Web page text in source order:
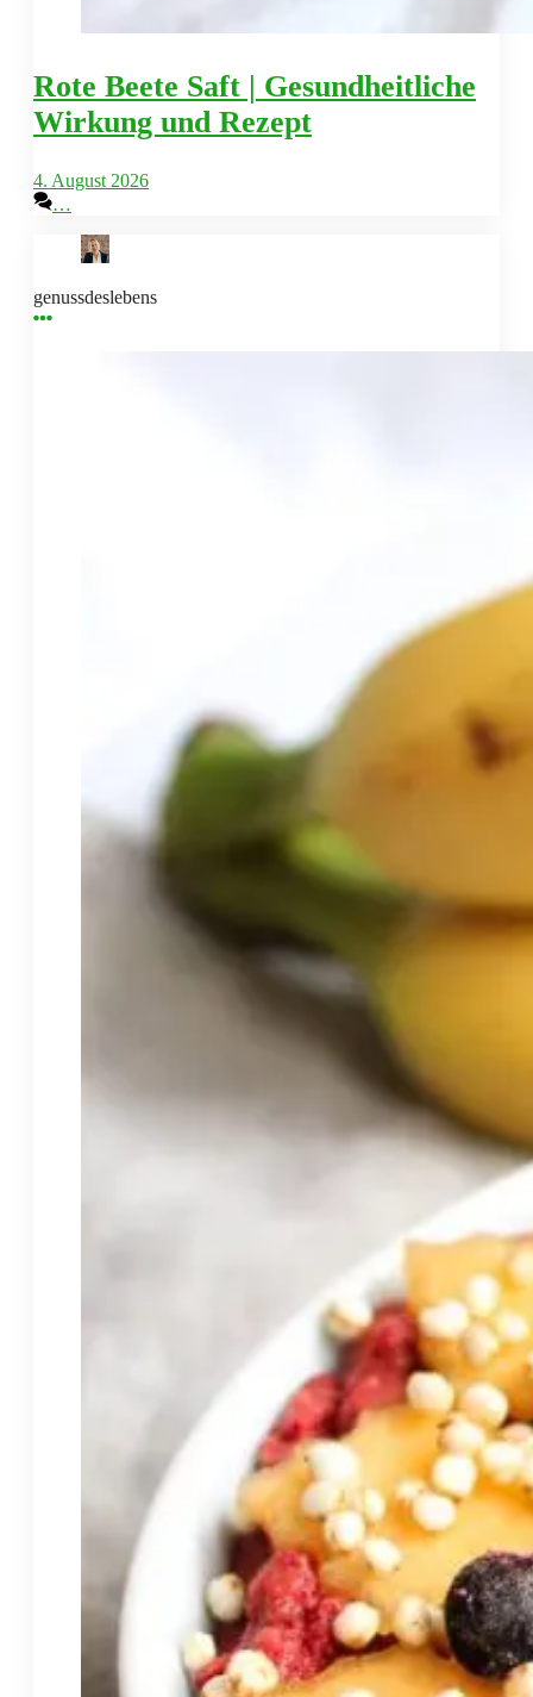
Rote Beete Saft | Gesundheitliche
Wirkung und Rezept
4. August 2026
…
genussdeslebens